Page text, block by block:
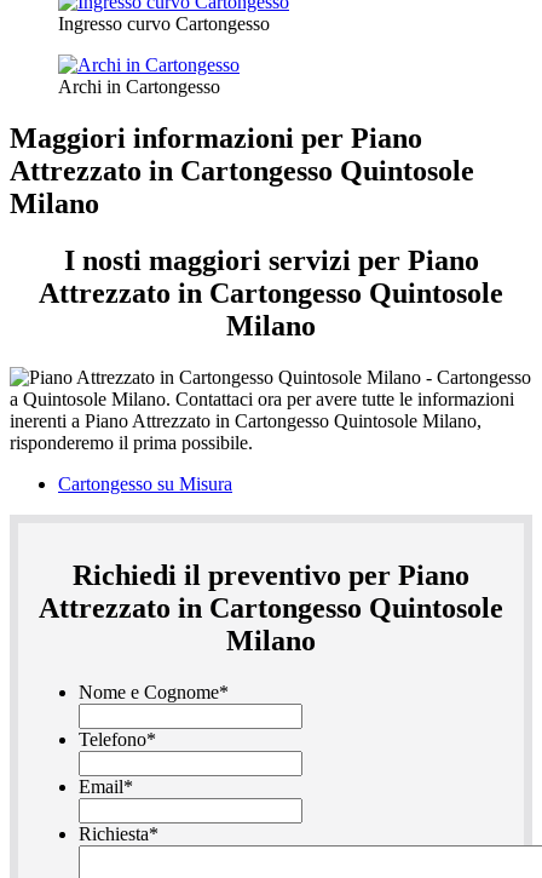
Ingresso curvo Cartongesso
Archi in Cartongesso
Maggiori informazioni per Piano
Attrezzato in Cartongesso Quintosole
Milano
I nosti maggiori servizi per Piano
Attrezzato in Cartongesso Quintosole
Milano
Cartongesso su Misura
Richiedi il preventivo per Piano
Attrezzato in Cartongesso Quintosole
Milano
Nome e Cognome*
Telefono*
Email*
Richiesta*